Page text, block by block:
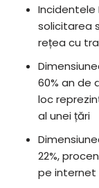
Incidentele
solicitarea
rețea cu
60% an de
loc
al unei țări
22%,
pe internet